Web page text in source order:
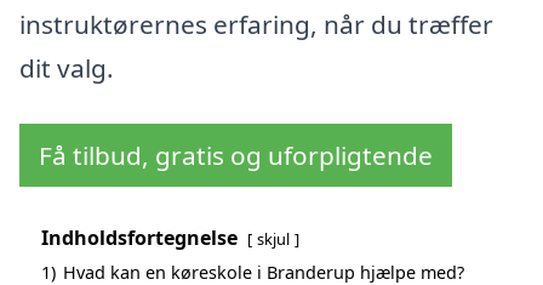
instruktørernes erfaring, når du træffer
dit valg.
Få tilbud, gratis og uforpligtende
Indholdsfortegnelse skjul
1) Hvad kan en køreskole i Branderup hjælpe med?